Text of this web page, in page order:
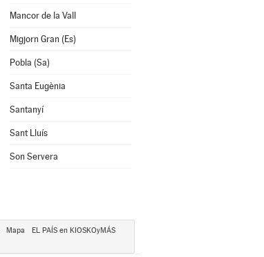
Mancor de la Vall
Migjorn Gran (Es)
Pobla (Sa)
Santa Eugènia
Santanyí
Sant Lluís
Son Servera
Mapa
EL PAÍS en KIOSKOyMÁS